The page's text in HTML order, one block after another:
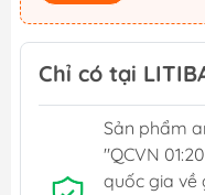
Chỉ có tại
Sản phẩm
"QCVN
quốc gia về